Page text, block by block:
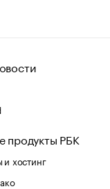
продукты РБК
хостинг